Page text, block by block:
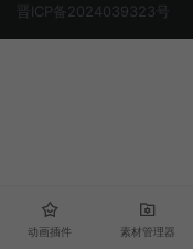
晋ICP备2024039323号
动画插件 素材管理器